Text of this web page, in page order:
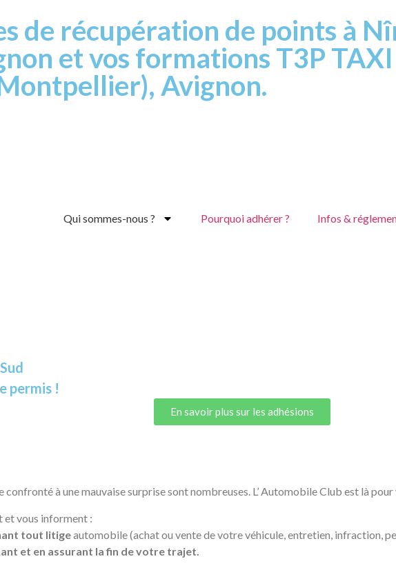
de récupération de points à
et vos formations T3P
Avignon.
Qui sommes-nous ? Pourquoi adhérer ? Infos &
permis !
En savoir plus sur les adhésions
confronté à une mauvaise surprise sont nombreuses. L’ Automobile Club est là
et vous informent :
tout litigeautomobile (achat ou vente de votre véhicule, entretien, infraction,
et en assurant la fin de votre trajet.